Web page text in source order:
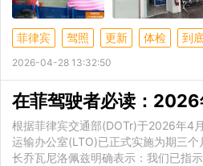
菲律宾 驾照 更新 体检 到
2026-04-28 13:32:50
根据菲律宾交通部(DOTr)于2026年4
运输办公室(LTO)已正式实施为期三
长乔瓦尼洛佩兹明确表示：我们已指